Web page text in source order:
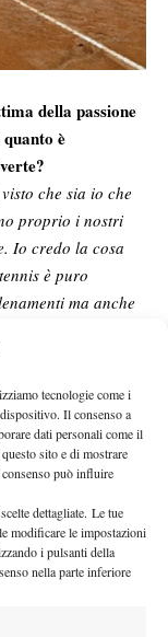
tecnologie come i
Il consenso a
dati personali come il
sito e di mostrare
può influire
dettagliate. Le tue
modificare le impostazioni
i pulsanti della
nella parte inferiore
della passione
è
che sia io che
proprio i nostri
Io credo la cosa
è puro
ma anche
di Marco, non
il bimbo ai raduni,
fare tutto da soli,
riguardanti il
è stata quella di
la gestione del
a vedere dove
ad investire